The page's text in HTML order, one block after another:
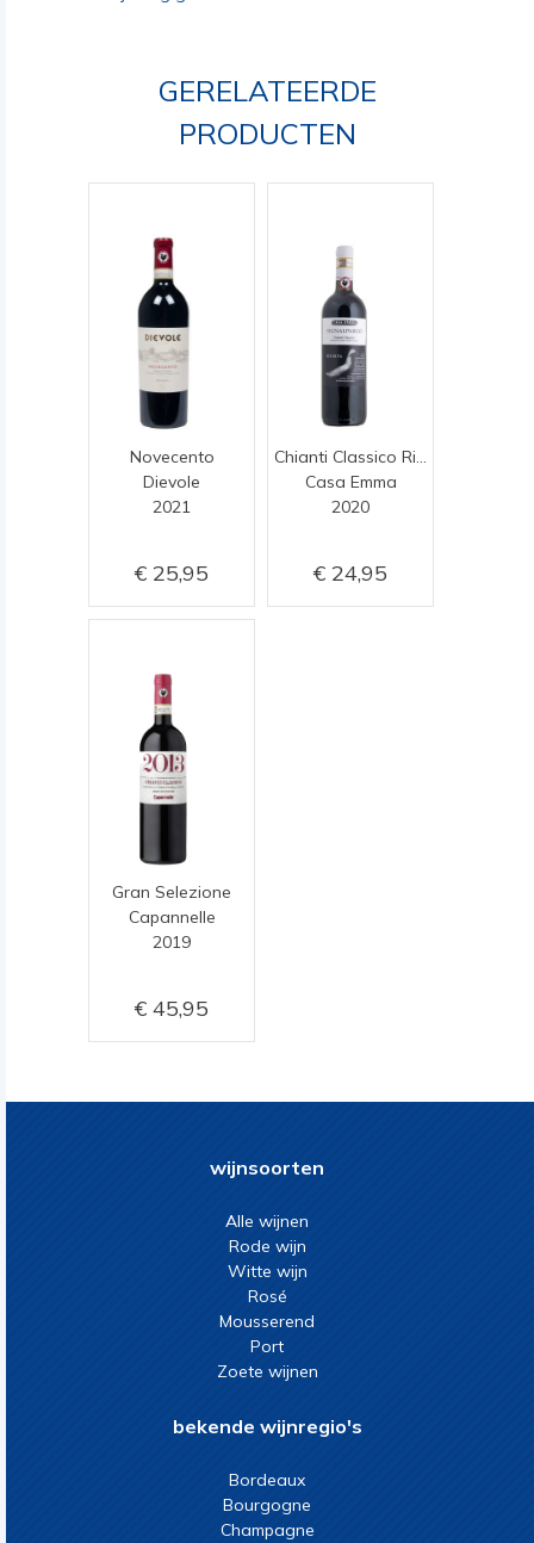
GERELATEERDE
PRODUCTEN
Novecento
Dievole
2021
25,95
Casa Emma
2020
24,95
Gran Selezione
Capannelle
2019
45,95
wijnsoorten
Alle wijnen
Rode wijn
Witte wijn
Rosé
Mousserend
Port
Zoete wijnen
bekende wijnregio's
Bordeaux
Bourgogne
Champagne